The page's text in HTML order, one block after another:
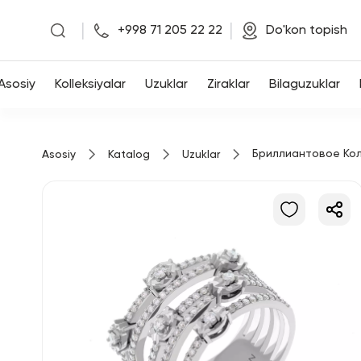
Asosiy
+998 71 205 22 22 Do'kon topish
Kolleksiyalar Uzuklar Ziraklar Bilaguzuklar
Asosiy Katalog Uzuklar Бриллиантовое